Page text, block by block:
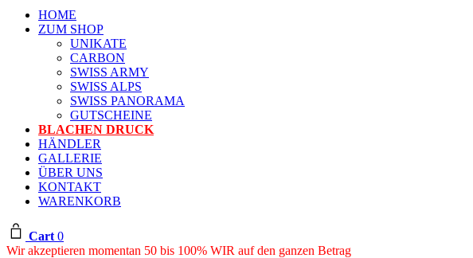
HOME
ZUM SHOP
UNIKATE
CARBON
SWISS ARMY
SWISS ALPS
SWISS PANORAMA
GUTSCHEINE
BLACHEN DRUCK
HÄNDLER
GALLERIE
ÜBER UNS
KONTAKT
WARENKORB
Cart 0
Wir akzeptieren momentan 50 bis 100% WIR auf den ganzen Betrag